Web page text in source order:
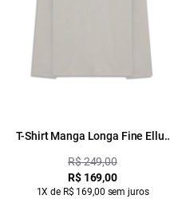
T-Shirt Manga Longa Fine Ellus
R$ 249,00
R$ 169,00
1X de R$ 169,00 sem juros